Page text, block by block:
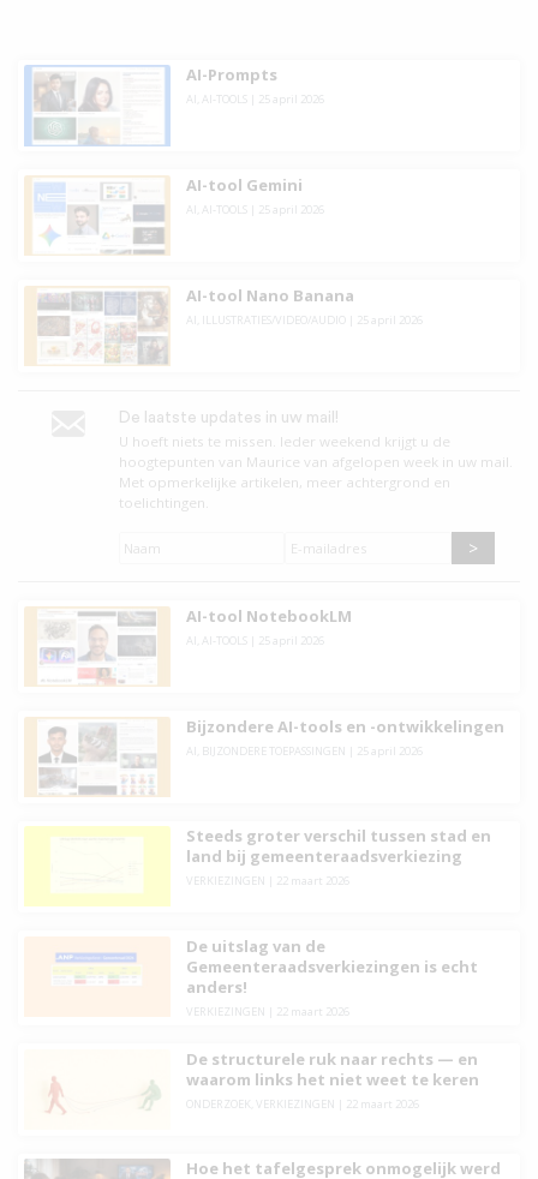
AI-Prompts
AI AI-TOOLS 25 april 2026
AI-tool Gemini
AI AI-TOOLS 25 april 2026
AI-tool Nano Banana
AI ILLUSTRATIES/VIDEO/AUDIO 25 april 2026
De laatste updates in uw mail!
U hoeft niets te missen. leder weekend krijgt u de
hoogtepunten van Maurice van afgelopen week in uw mail.
Met opmerkelijke artikelen, meer achtergrond en
toelichtingen.
Naam
E-
AI-tool NotebookLM
AI AI-TOOLS 25 april 2026
Bijzondere AI-tools en -ontwikkelingen
AI BIJZONDERE TOEPASSINGEN 25 april 2026
Steeds groter verschil tussen stad en
land bij gemeenteraadsverkiezing
VERKIEZINGEN 22 maart 2026
De uitslag van de
Gemeenteraadsverkiezingen is echt
anders!
VERKIEZINGEN 22 maart 2026
De structurele ruk naar rechts — en
waarom links het niet weet te keren
ONDERZOEK VERKIEZINGEN 22 maart 2026
Hoe het tafelgesprek onmogelijk werd